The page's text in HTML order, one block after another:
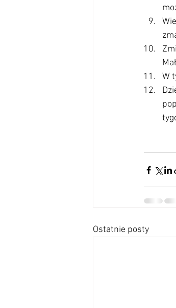
W
Ostatnie posty